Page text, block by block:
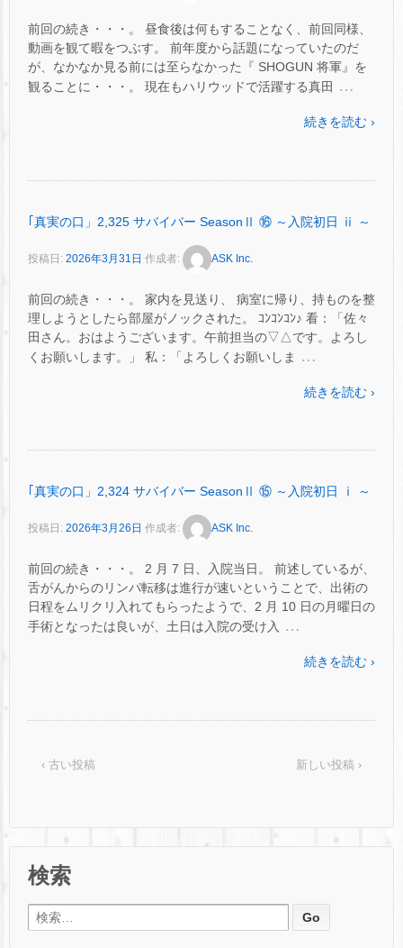
前回の続き・・・。 昼食後は何もすることなく、前回同様、
動画を観て暇をつぶす。 前年度から話題になっていたのだ
が、なかなか見る前には至らなかった『 SHOGUN 将軍』を
観ることに・・・。 現在もハリウッドで活躍する真田
…
続きを読む ›
｢真実の口」2,325 サバイバー SeasonⅡ ⑯ ～入院初日 ⅱ ～
投稿日: 2026年3月31日 作成者: ASK Inc.
前回の続き・・・。 家内を見送り、 病室に帰り、持ものを整
理しようとしたら部屋がノックされた。 ｺﾝｺﾝｺﾝ♪ 看：「佐々
田さん。おはようございます。午前担当の▽△です。よろし
くお願いします。」 私：「よろしくお願いしま
…
続きを読む ›
｢真実の口」2,324 サバイバー SeasonⅡ ⑮ ～入院初日 ⅰ ～
投稿日: 2026年3月26日 作成者: ASK Inc.
前回の続き・・・。 2 月 7 日、入院当日。 前述しているが、
舌がんからのリンパ転移は進行が速いということで、出術の
日程をムリクリ入れてもらったようで、2 月 10 日の月曜日の
手術となったは良いが、土日は入院の受け入 …
続きを読む ›
‹ 古い投稿 新しい投稿 ›
検索
検索: